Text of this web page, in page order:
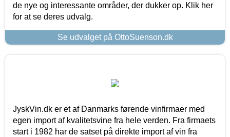
de nye og interessante områder, der dukker op. Klik her
for at se deres udvalg.
Se udvalget på OttoSuenson.dk
JyskVin.dk er et af Danmarks førende vinfirmaer med
egen import af kvalitetsvine fra hele verden. Fra firmaets
start i 1982 har de satset på direkte import af vin fra